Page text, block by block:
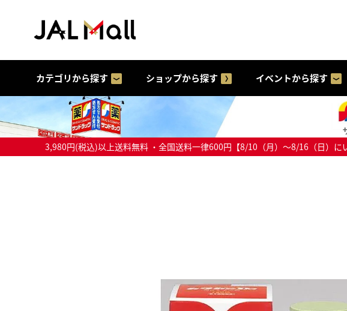
カテゴリから探す ショップから探す イベントから探す
3,980円(税込)以上送料無料 ・全国送料一律600円【8/10（月）～8/16（日）